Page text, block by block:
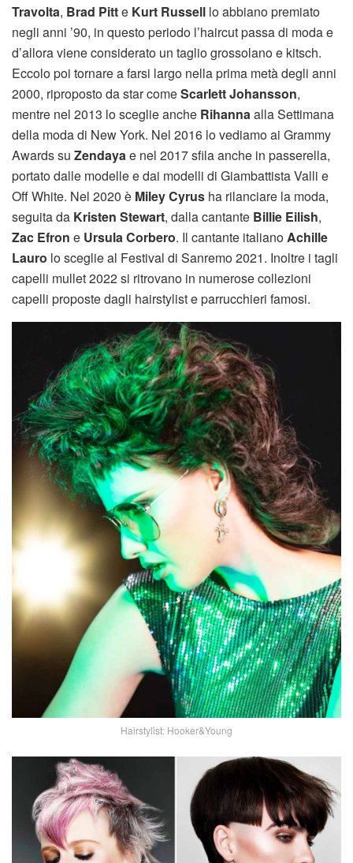
Travolta, Brad Pitte Kurt Russell lo abbiano premiato
negli anni ’90, in questo periodo l’haircut passa di moda e
d’allora viene considerato un taglio grossolano e kitsch.
Eccolo poi tornare a farsi largo nella prima metà degli anni
2000, riproposto da star comeScarlett Johansson,
mentre nel 2013 lo sceglie anche Rihannaalla Settimana
della moda di New York. Nel 2016 lo vediamo ai Grammy
Awards su Zendayae nel 2017 sfila anche in passerella,
portato dalle modelle e dai modelli di Giambattista Valli e
Off White. Nel 2020 è Miley Cyrus ha rilanciare la moda,
seguita da Kristen Stewart, dalla cantante Billie Eilish,
Zac Efron e Ursula Corbero. Il cantante italianoAchille
Lauro lo sceglie al Festival di Sanremo 2021. Inoltre i tagli
capelli mullet 2022 si ritrovano in numerose collezioni
capelli proposte dagli hairstylist e parrucchieri famosi.
Hairstylist: Hooker&Young